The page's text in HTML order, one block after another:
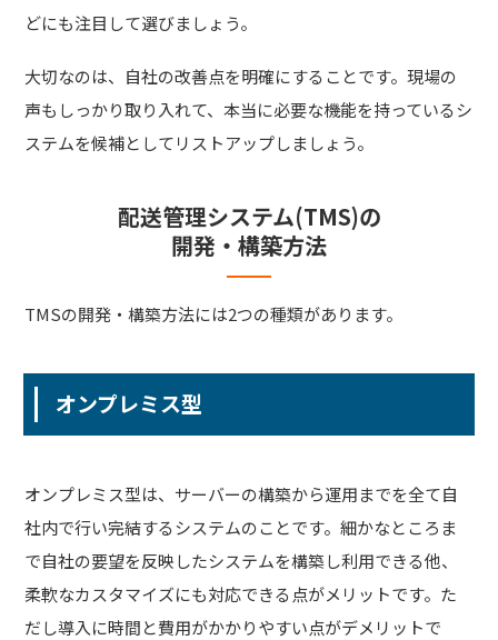
どにも注目して選びましょう。
大切なのは、自社の改善点を明確にすることです。現場の
声もしっかり取り入れて、本当に必要な機能を持っているシ
ステムを候補としてリストアップしましょう。
配送管理システム(TMS)の
開発・構築方法
TMSの開発・構築方法には2つの種類があります。
オンプレミス型
オンプレミス型は、サーバーの構築から運用までを全て自
社内で行い完結するシステムのことです。細かなところま
で自社の要望を反映したシステムを構築し利用できる他、
柔軟なカスタマイズにも対応できる点がメリットです。た
だし導入に時間と費用がかかりやすい点がデメリットで